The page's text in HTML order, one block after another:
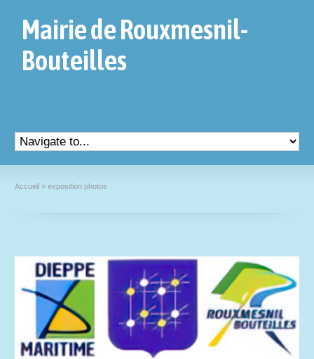
Mairie de Rouxmesnil-
Bouteilles
Accueil » exposition photos